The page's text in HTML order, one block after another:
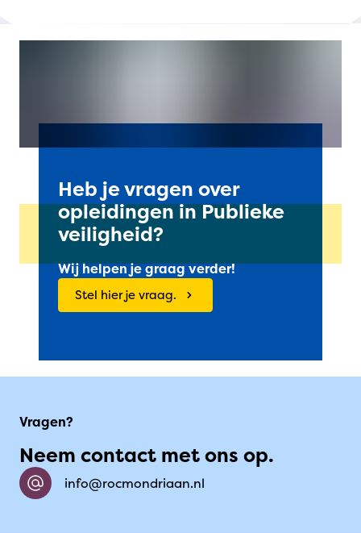
Heb je vragen over
opleidingen in Publieke
veiligheid?
Wij helpen je graag verder!
Stel hier je vraag.
Vragen?
Neem contact met ons op.
info@rocmondriaan.nl